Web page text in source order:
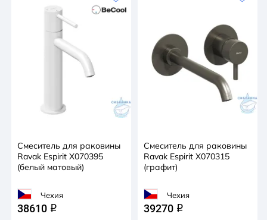
Смеситель для раковины
Ravak Espirit X070395
(белый матовый)
Чехия
38610 q
Смеситель для раковины
Ravak Espirit X070315
(графит)
Чехия
39270 q